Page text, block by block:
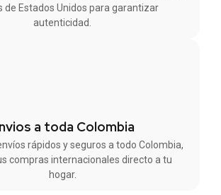
de Estados Unidos para garantizar
autenticidad.
a toda Colombia
rápidos y seguros a todo Colombia,
compras internacionales directo a tu
hogar.